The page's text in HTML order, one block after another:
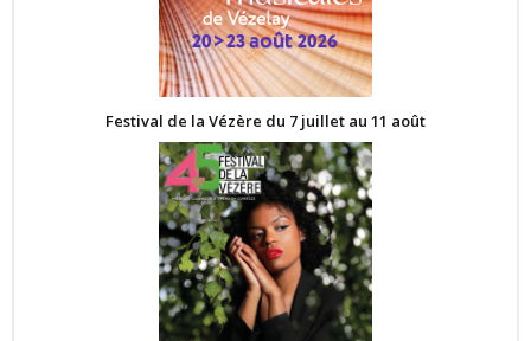
Festival de la Vézère du 7 juillet au 11 août